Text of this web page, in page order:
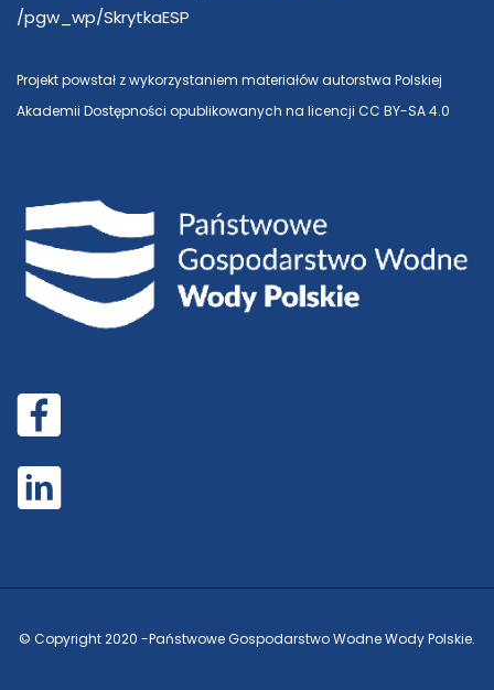
/pgw_wp/SkrytkaESP
Projekt powstał z wykorzystaniem materiałów autorstwa Polskiej
Akademii Dostępności opublikowanych na licencji CC BY-SA 4.0
© Copyright 2020 -Państwowe Gospodarstwo Wodne Wody Polskie.